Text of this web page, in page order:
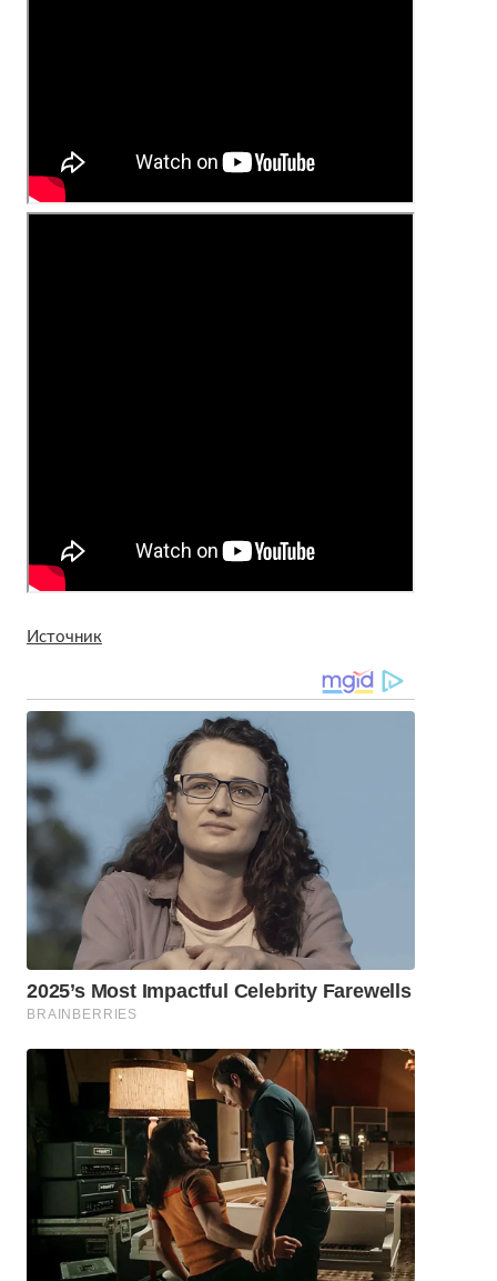
Источник